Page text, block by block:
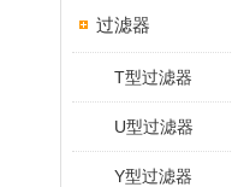
过滤器
T型过滤器
U型过滤器
Y型过滤器